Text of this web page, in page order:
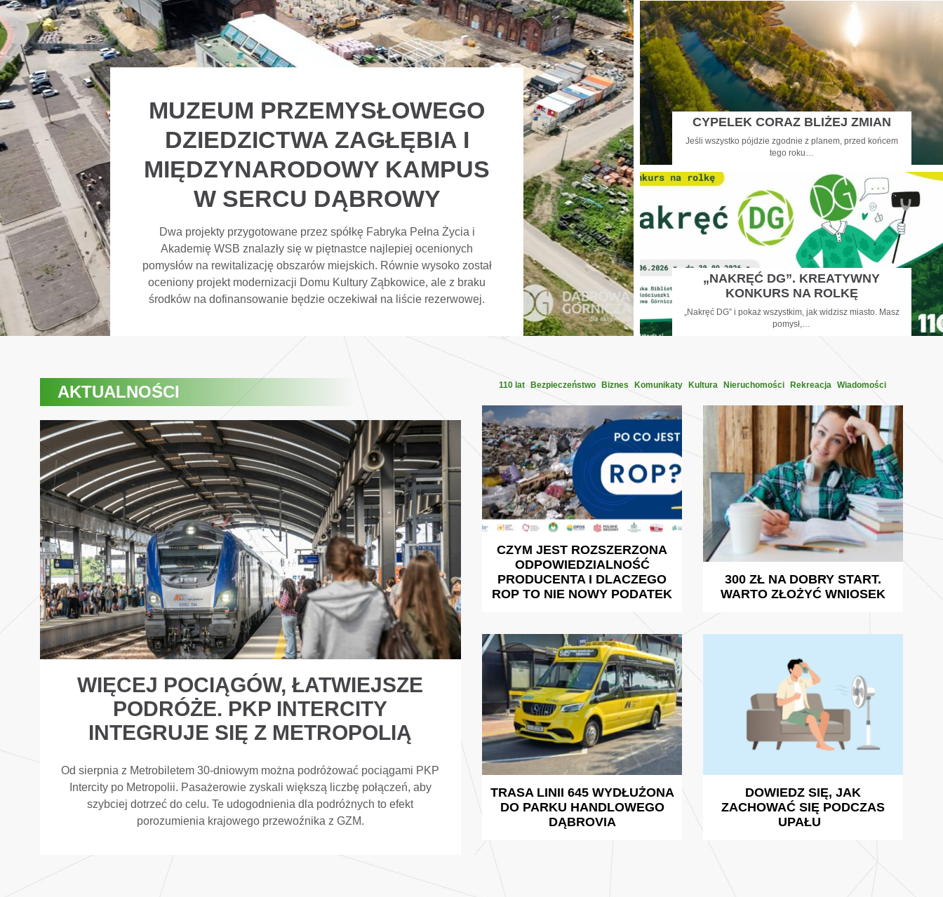
MUZEUM PRZEMYSŁOWEGO
DZIEDZICTWA ZAGŁĘBIA I
MIĘDZYNARODOWY KAMPUS
W SERCU DĄBROWY
Dwa projekty przygotowane przez spółkę Fabryka Pełna Życia i
Akademię WSB znalazły się w piętnastce najlepiej ocenionych
pomysłów na rewitalizację obszarów miejskich. Równie wysoko został
oceniony projekt modernizacji Domu Kultury Ząbkowice, ale z braku
środków na dofinansowanie będzie oczekiwał na liście rezerwowej.
CYPELEK CORAZ BLIŻEJ ZMIAN
Jeśli wszystko pójdzie zgodnie z planem, przed końcem
tego roku…
„NAKRĘĆ DG”. KREATYWNY
KONKURS NA ROLKĘ
„Nakręć DG” i pokaż wszystkim, jak widzisz miasto. Masz
pomysł,…
AKTUALNOŚCI
WIĘCEJ POCIĄGÓW, ŁATWIEJSZE
PODRÓŻE. PKP INTERCITY
INTEGRUJE SIĘ Z METROPOLIĄ
Od sierpnia z Metrobiletem 30-dniowym można podróżować pociągami PKP
Intercity po Metropolii. Pasażerowie zyskali większą liczbę połączeń, aby
szybciej dotrzeć do celu. Te udogodnienia dla podróżnych to efekt
porozumienia krajowego przewoźnika z GZM.
110 lat Bezpieczeństwo Biznes Komunikaty Kultura Nieruchomości Rekreacja Wiadomości
CZYM JEST ROZSZERZONA
ODPOWIEDZIALNOŚĆ
PRODUCENTA I DLACZEGO
ROP TO NIE NOWY PODATEK
TRASA LINII 645 WYDŁUŻONA
DO PARKU HANDLOWEGO
DĄBROVIA
300 ZŁ NA DOBRY START.
WARTO ZŁOŻYĆ WNIOSEK
DOWIEDZ SIĘ, JAK
ZACHOWAĆ SIĘ PODCZAS
UPAŁU